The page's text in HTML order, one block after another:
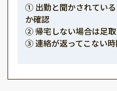
① 出勤と聞かされてい
か確認
② 帰宅しない場合は足
③ 連絡が返ってこない時